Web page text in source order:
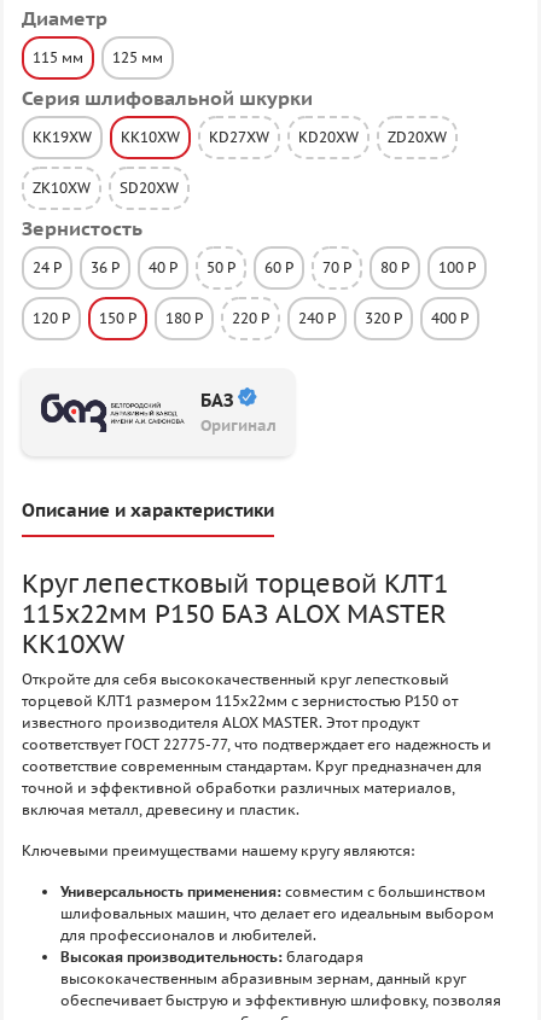
Диаметр
115 мм 125 мм
Серия шлифовальной шкурки
KK19XW KK10XW KD27XW KD20XW ZD20XW
ZK10XW SD20XW
Зернистость
24 P 36 P 40 P 50 P 60 P 70 P 80 P 100 P
120 P 150 P 180 P 220 P 240 P 320 P 400 P
БАЗ
Оригинал
Описание и характеристики
Круг лепестковый торцевой КЛТ1
115х22мм P150 БАЗ ALOX MASTER
KK10XW
Откройте для себя высококачественный круг лепестковый
торцевой КЛТ1 размером 115х22мм с зернистостью P150 от
известного производителя ALOX MASTER. Этот продукт
соответствует ГОСТ 22775-77, что подтверждает его надежность и
соответствие современным стандартам. Круг предназначен для
точной и эффективной обработки различных материалов,
включая металл, древесину и пластик.
Ключевыми преимуществами нашему кругу являются:
Универсальность применения: совместим с большинством
шлифовальных машин, что делает его идеальным выбором
для профессионалов и любителей.
Высокая производительность: благодаря
высококачественным абразивным зернам, данный круг
обеспечивает быструю и эффективную шлифовку, позволяя